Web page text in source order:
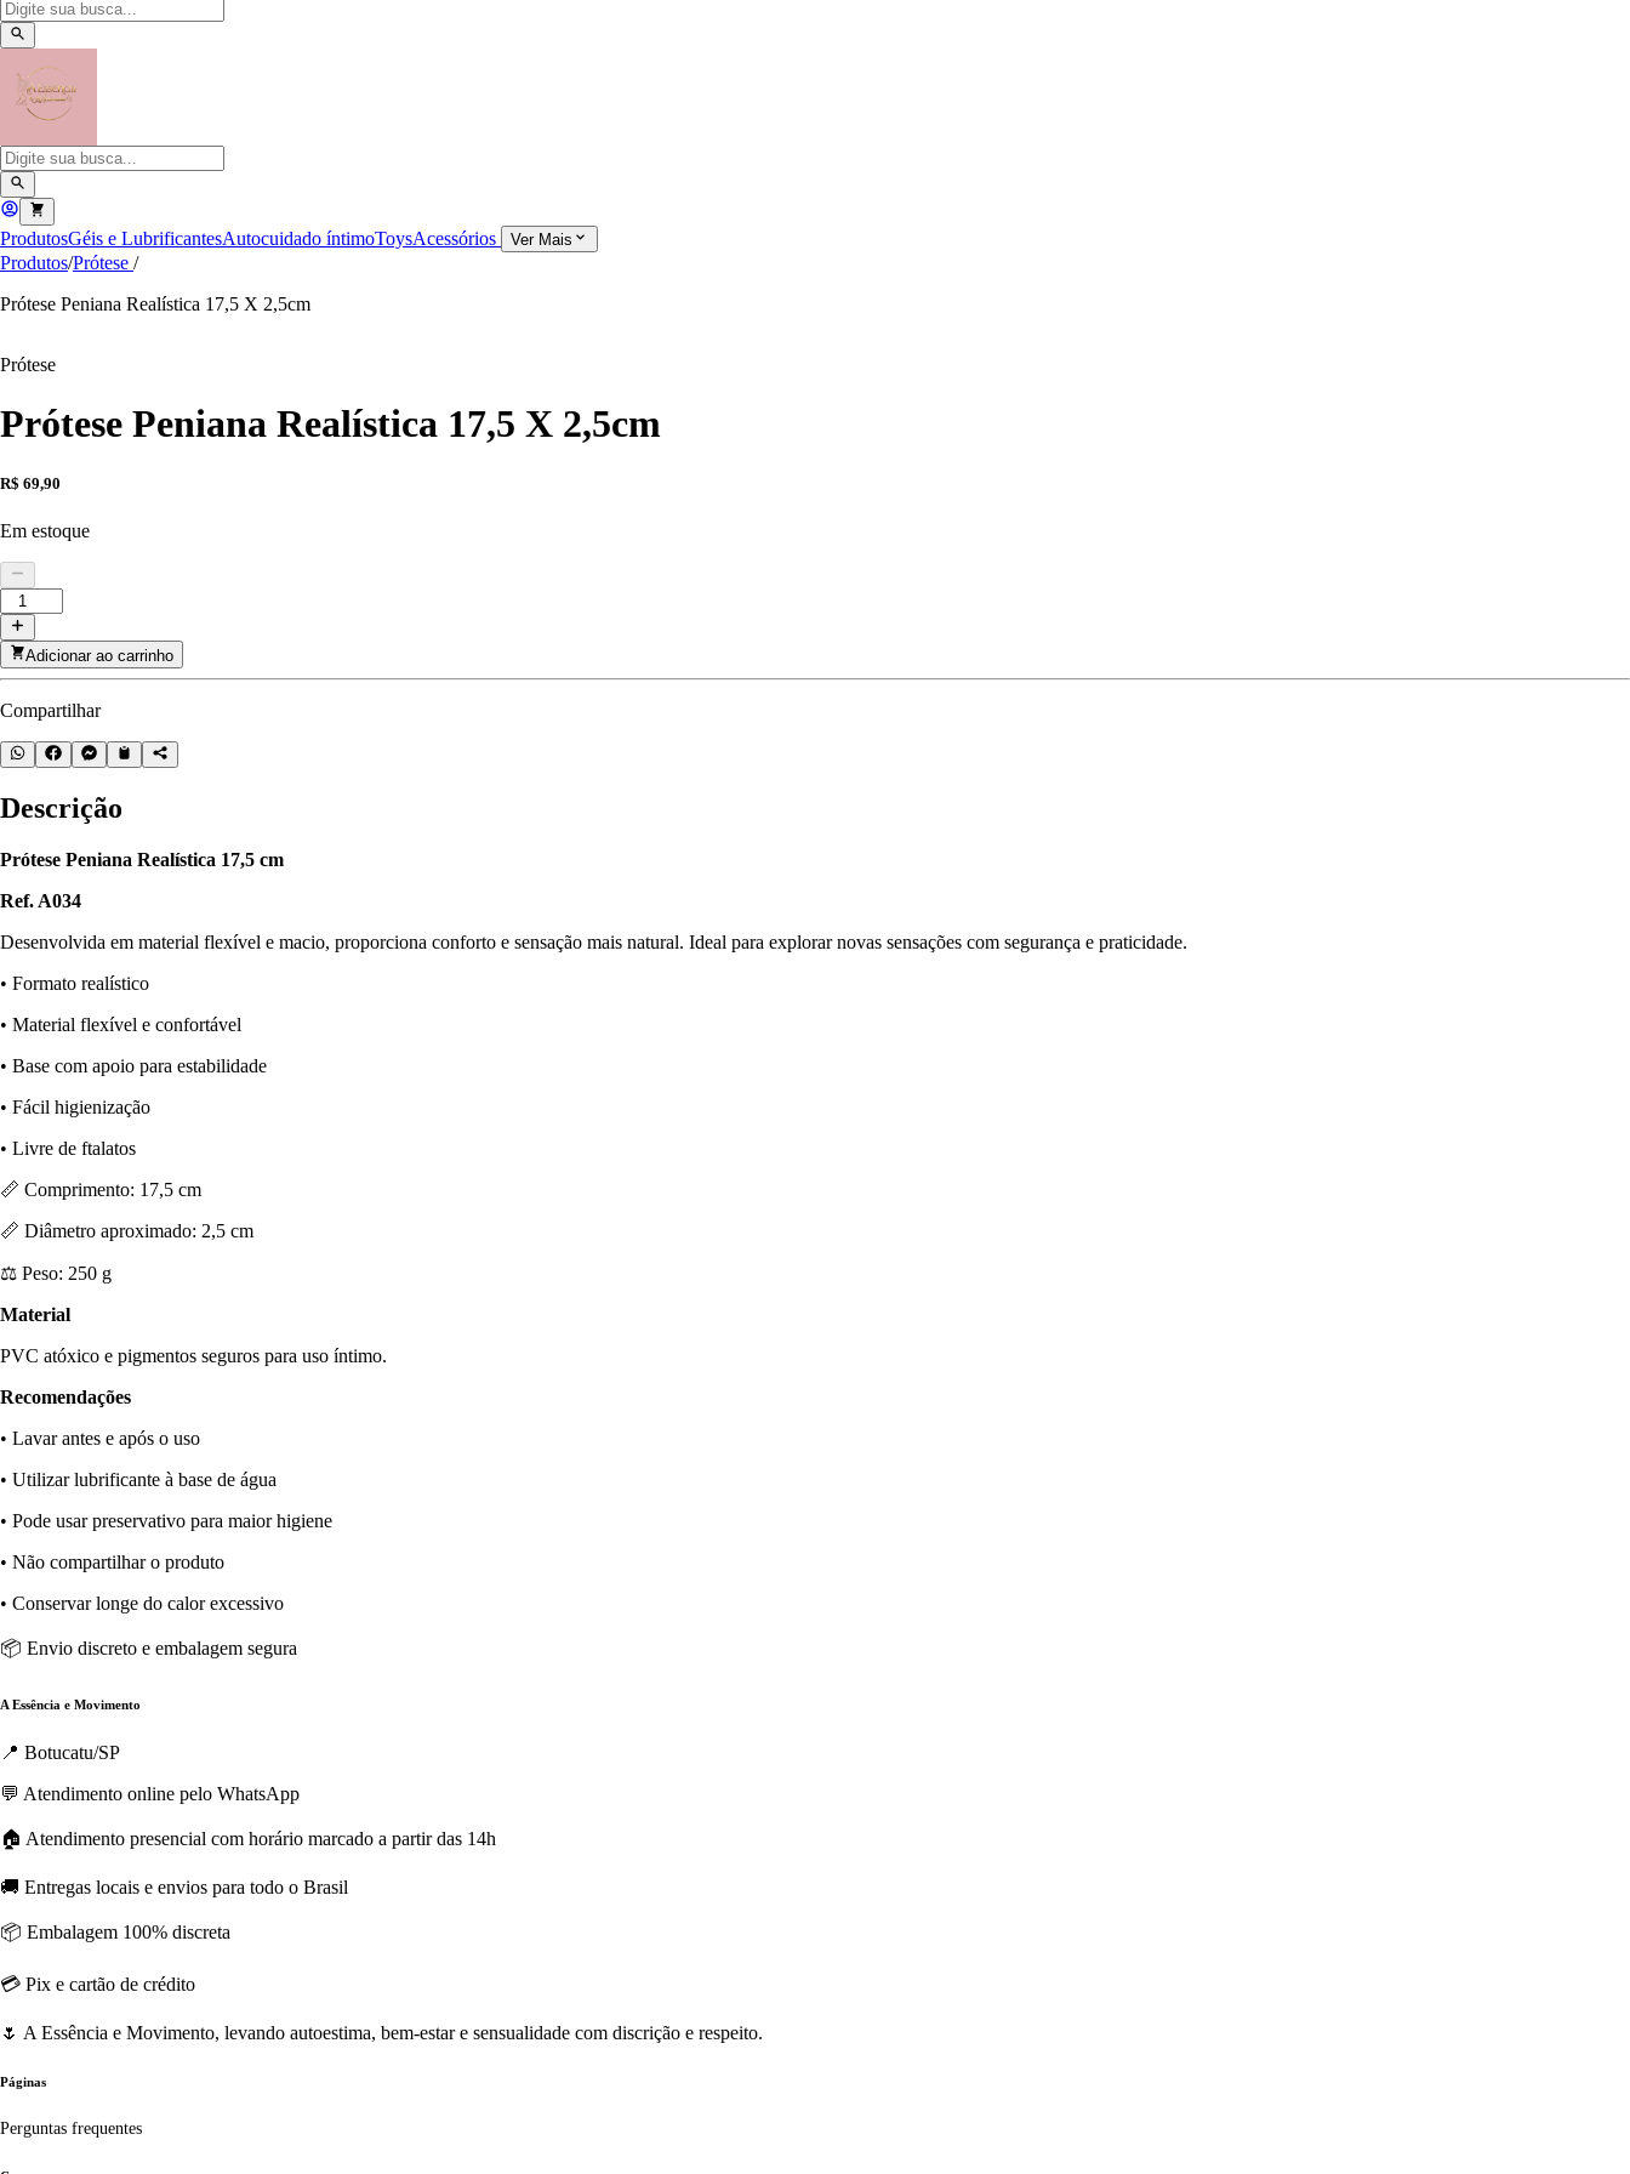
ProdutosGéis e LubrificantesAutocuidado íntimoToysAcessórios Ver Mais
Produtos/Prótese /
Prótese Peniana Realística 17,5 X 2,5cm
Prótese
Prótese Peniana Realística 17,5 X 2,5cm
R$ 69,90
Em estoque
Adicionar ao carrinho
Compartilhar
Descrição
Prótese Peniana Realística 17,5 cm
Ref. A034
Desenvolvida em material flexível e macio, proporciona conforto e sensação mais natural. Ideal para explorar novas sensações com segurança e praticidade.
• Formato realístico
• Material flexível e confortável
• Base com apoio para estabilidade
• Fácil higienização
• Livre de ftalatos
📏 Comprimento: 17,5 cm
📏 Diâmetro aproximado: 2,5 cm
⚖ Peso: 250 g
Material
PVC atóxico e pigmentos seguros para uso íntimo.
Recomendações
• Lavar antes e após o uso
• Utilizar lubrificante à base de água
• Pode usar preservativo para maior higiene
• Não compartilhar o produto
• Conservar longe do calor excessivo
📦 Envio discreto e embalagem segura
A Essência e Movimento
📍 Botucatu/SP
💬 Atendimento online pelo WhatsApp
🏠 Atendimento presencial com horário marcado a partir das 14h
🚚 Entregas locais e envios para todo o Brasil
📦 Embalagem 100% discreta
💳 Pix e cartão de crédito
🌷 A Essência e Movimento, levando autoestima, bem-estar e sensualidade com discrição e respeito.
Páginas
Perguntas frequentes